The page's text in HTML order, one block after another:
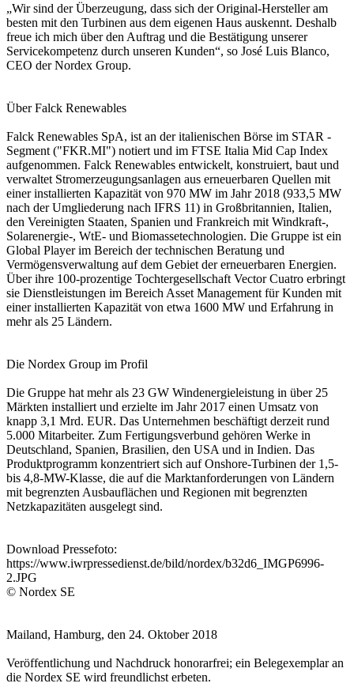
„Wir sind der Überzeugung, dass sich der Original-Hersteller am
besten mit den Turbinen aus dem eigenen Haus auskennt. Deshalb
freue ich mich über den Auftrag und die Bestätigung unserer
Servicekompetenz durch unseren Kunden“, so José Luis Blanco,
CEO der Nordex Group.
Über Falck Renewables
Falck Renewables SpA, ist an der italienischen Börse im STAR -
Segment ("FKR.MI") notiert und im FTSE Italia Mid Cap Index
aufgenommen. Falck Renewables entwickelt, konstruiert, baut und
verwaltet Stromerzeugungsanlagen aus erneuerbaren Quellen mit
einer installierten Kapazität von 970 MW im Jahr 2018 (933,5 MW
nach der Umgliederung nach IFRS 11) in Großbritannien, Italien,
den Vereinigten Staaten, Spanien und Frankreich mit Windkraft-,
Solarenergie-, WtE- und Biomassetechnologien. Die Gruppe ist ein
Global Player im Bereich der technischen Beratung und
Vermögensverwaltung auf dem Gebiet der erneuerbaren Energien.
Über ihre 100-prozentige Tochtergesellschaft Vector Cuatro erbringt
sie Dienstleistungen im Bereich Asset Management für Kunden mit
einer installierten Kapazität von etwa 1600 MW und Erfahrung in
mehr als 25 Ländern.
Die Nordex Group im Profil
Die Gruppe hat mehr als 23 GW Windenergieleistung in über 25
Märkten installiert und erzielte im Jahr 2017 einen Umsatz von
knapp 3,1 Mrd. EUR. Das Unternehmen beschäftigt derzeit rund
5.000 Mitarbeiter. Zum Fertigungsverbund gehören Werke in
Deutschland, Spanien, Brasilien, den USA und in Indien. Das
Produktprogramm konzentriert sich auf Onshore-Turbinen der 1,5-
bis 4,8-MW-Klasse, die auf die Marktanforderungen von Ländern
mit begrenzten Ausbauflächen und Regionen mit begrenzten
Netzkapazitäten ausgelegt sind.
Download Pressefoto:
https://www.iwrpressedienst.de/bild/nordex/b32d6_IMGP6996-
2.JPG
© Nordex SE
Mailand, Hamburg, den 24. Oktober 2018
Veröffentlichung und Nachdruck honorarfrei; ein Belegexemplar an
die Nordex SE wird freundlichst erbeten.